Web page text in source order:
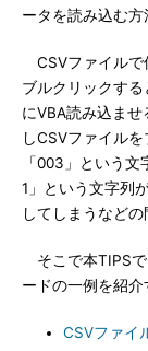
ータを読み込む方
CSVファイルで
ブルクリックす
にVBA読み込ま
しCSVファイル
「003」という
1」という文字列
してしまうなどの
そこで本TIPSで
ードの一例を紹介
CSVファイ